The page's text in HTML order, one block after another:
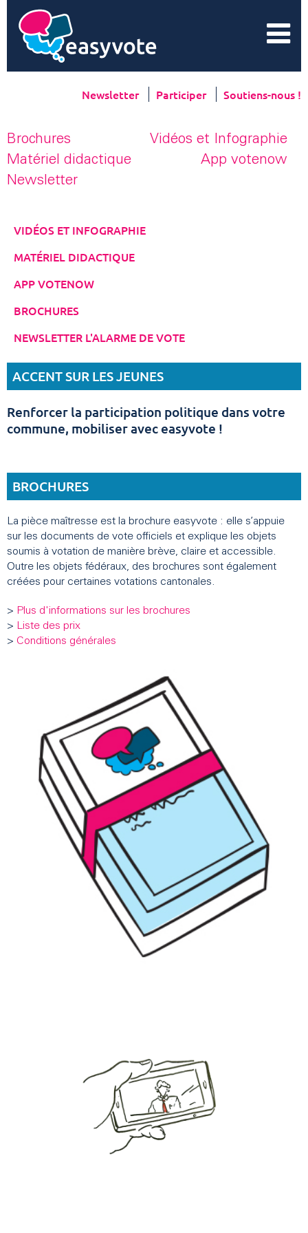
Newsletter Participer Soutiens-nous !
Brochures
Vidéos et Infographie
Matériel didactique
App votenow
Newsletter
VIDÉOS ET INFOGRAPHIE
MATÉRIEL DIDACTIQUE
APP VOTENOW
BROCHURES
NEWSLETTER L'ALARME DE VOTE
ACCENT SUR LES JEUNES
Renforcer la participation politique dans votre
commune, mobiliser avec easyvote !
BROCHURES
La pièce maîtresse est la brochure easyvote : elle s’appuie
sur les documents de vote officiels et explique les objets
soumis à votation de manière brève, claire et accessible.
Outre les objets fédéraux, des brochures sont également
créées pour certaines votations cantonales.
> Plus d'informations sur les brochures
> Liste des prix
> Conditions générales